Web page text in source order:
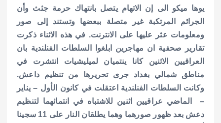
يوها ميكو الى إن الاتهام يتصل بانتهاك حرمة جثث وأن
الجرائم المرتكبة غير متصلة ببعضها وتستند إلى صور
ومعلومات عثر عليها على الانترنت. في هذه الاثناء ذكرت
تقارير صحفية ان مهاجرين ابلغوا السلطات الفنلندية بان
العراقيين الاثنين كانا ينتميان لميليشيات انتشرت في
مناطق شمالي بغداد جرى تحريرها من تنظيم داعش.
وكانت السلطات الفنلندية اعتقلت في كانون الأول – يناير
– الماضي عراقيين اثنين للاشتباه في انتمائهما لتنظيم
دعش بعد ظهور صورهما وهما يطلقان النار على 11 سجينا